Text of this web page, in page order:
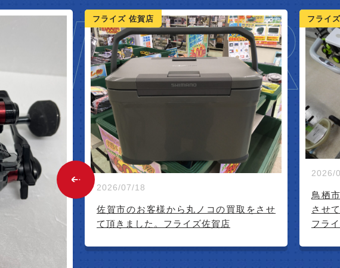
フライズ 鳥栖店
2026/07/03
させて頂きました。リサイクルショップ
フライズ鳥栖店
フライ
2026/
鳥栖
させ